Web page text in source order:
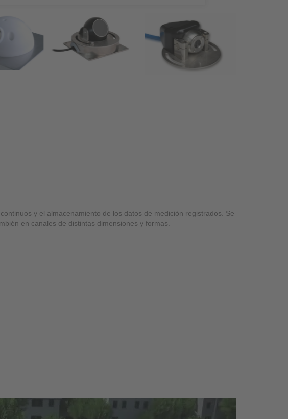
y el almacenamiento de los datos de medición registrados. Se
en canales de distintas dimensiones y formas.